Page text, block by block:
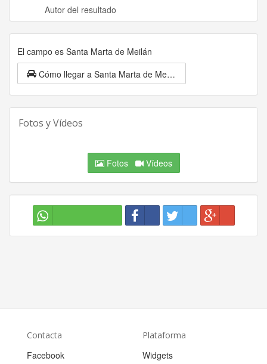
Autor del resultado
El campo es Santa Marta de Meilán
Cómo llegar a Santa Marta de Meilán
Fotos y Vídeos
Fotos Vídeos
Contacta
Facebook
Plataforma
Widgets